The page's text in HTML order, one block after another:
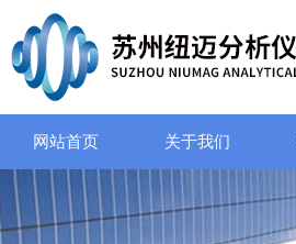
网站首页 关于我们